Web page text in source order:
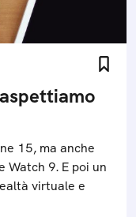
15, ma anche
Watch 9. E poi un
virtuale e